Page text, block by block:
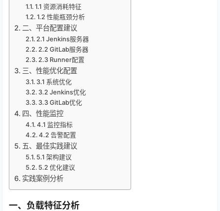
1.1 资源消耗特征
1.2 性能瓶颈分析
二、平台配置建议
2.1 Jenkins服务器
2.2 GitLab服务器
2.3 Runner配置
三、性能优化配置
3.1 系统优化
3.2 Jenkins优化
3.3 GitLab优化
四、性能监控
4.1 监控指标
4.2 告警配置
五、最佳实践建议
5.1 架构建议
5.2 优化建议
实践案例分析
一、负载特征分析